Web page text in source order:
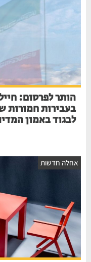
הותר לפרסום:
בעבירות חמורות
לבגוד באמון
אחלה חדשות